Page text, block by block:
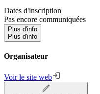
Dates d'inscription
Pas encore communiquées
Plus d'info
Plus d'info
Organisateur
Voir le site web